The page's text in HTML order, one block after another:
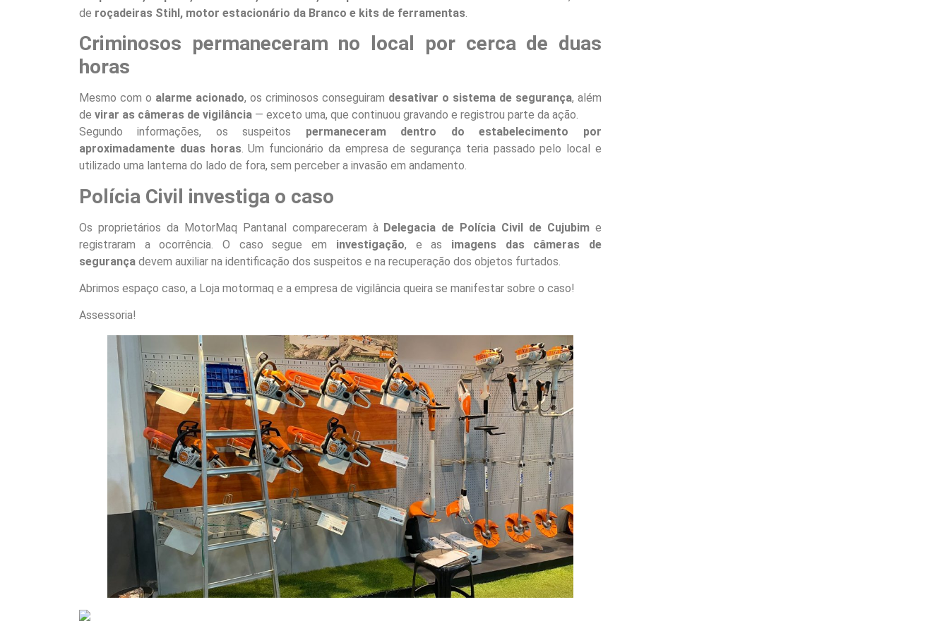
de roçadeiras Stihl, motor estacionário da Branco e kits de ferramentas.
Criminosos permaneceram no local por cerca de duas
horas
Mesmo com o alarme acionado, os criminosos conseguiram desativar o sistema de segurança, além
de virar as câmeras de vigilância — exceto uma, que continuou gravando e registrou parte da ação.
Segundo informações, os suspeitos permaneceram dentro do estabelecimento por
aproximadamente duas horas. Um funcionário da empresa de segurança teria passado pelo local e
utilizado uma lanterna do lado de fora, sem perceber a invasão em andamento.
Polícia Civil investiga o caso
Os proprietários da MotorMaq Pantanal compareceram à Delegacia de Polícia Civil de Cujubim e
registraram a ocorrência. O caso segue em investigação, e as imagens das câmeras de
segurança devem auxiliar na identificação dos suspeitos e na recuperação dos objetos furtados.
Abrimos espaço caso, a Loja motormaq e a empresa de vigilância queira se manifestar sobre o caso!
Assessoria!